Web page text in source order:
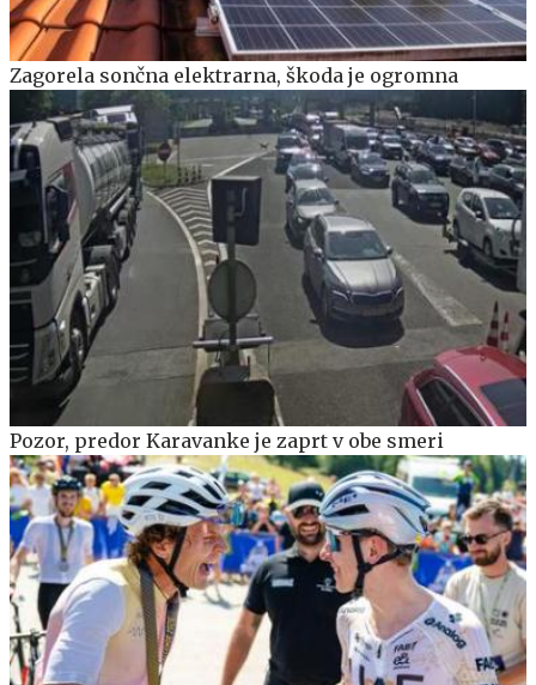
Zagorela sončna elektrarna, škoda je ogromna
Pozor, predor Karavanke je zaprt v obe smeri